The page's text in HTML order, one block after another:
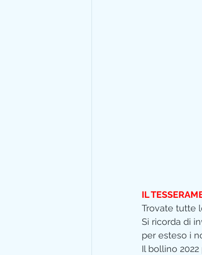
IL
Trovate tutte
Si ricorda di
per esteso i
Il bollino 2022